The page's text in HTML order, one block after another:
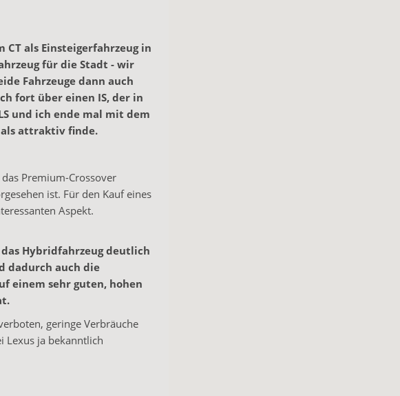
CT als Einsteigerfahrzeug in
für die Stadt - wir
Fahrzeuge dann auch
fort über einen IS, der in
und ich ende mal mit dem
als attraktiv finde.
Premium-Crossover
ist. Für den Kauf eines
Aspekt.
Hybridfahrzeug deutlich
dadurch auch die
einem sehr guten, hohen
geringe Verbräuche
Lexus ja bekanntlich